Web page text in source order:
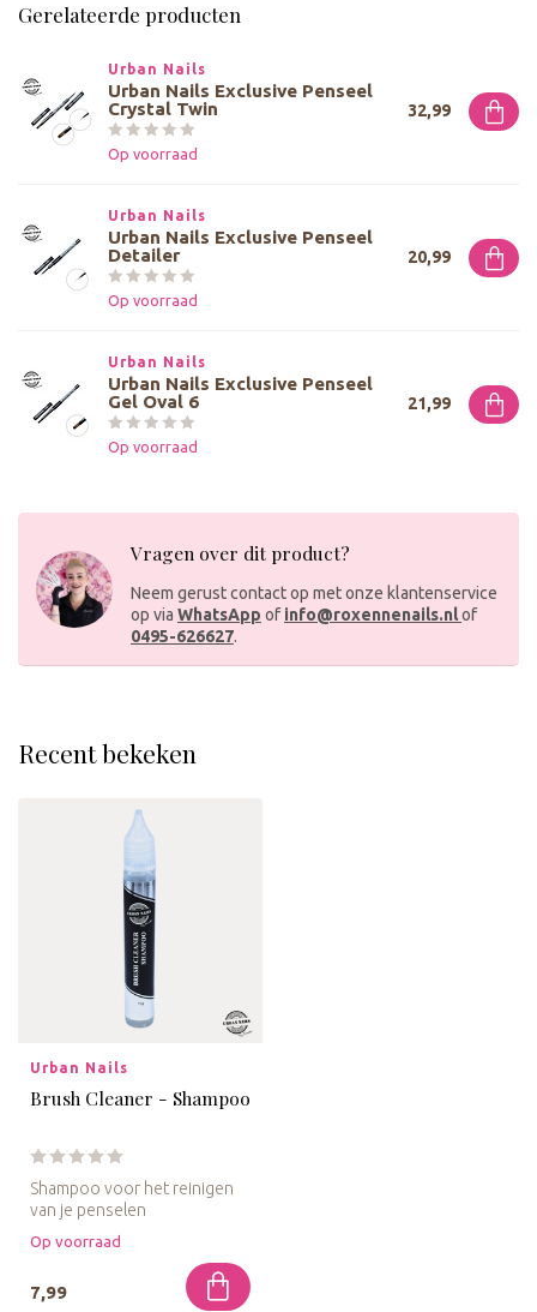
Gerelateerde producten
Urban Nails
Urban Nails Exclusive Penseel
Crystal Twin
Op voorraad
32,99
Urban Nails
Urban Nails Exclusive Penseel
Detailer
Op voorraad
20,99
Urban Nails
Urban Nails Exclusive Penseel
Gel Oval 6
Op voorraad
21,99
Vragen over dit product?
Neem gerust contact op met onze klantenservice
op via WhatsApp of info@roxennenails.nlof
0495-626627.
Recent bekeken
Urban Nails
Brush Cleaner - Shampoo
Shampoo voor het reinigen
van je penselen
Op voorraad
7,99